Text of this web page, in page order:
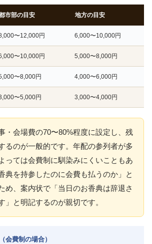
市部の目安 地方の目安
〜12,000円 6,000〜10,000円
〜10,000円 5,000〜8,000円
〜8,000円 4,000〜6,000円
〜5,000円 3,000〜4,000円
・会場費の70〜80%程度に設定し、残
るのが一般的です。年配の参列者が多
っては会費制に馴染みにくいこともあ
典を持参したのに会費も払うのか」と
め、案内状で「当日のお香典は辞退さ
」と明記するのが親切です。
会費制の場合）